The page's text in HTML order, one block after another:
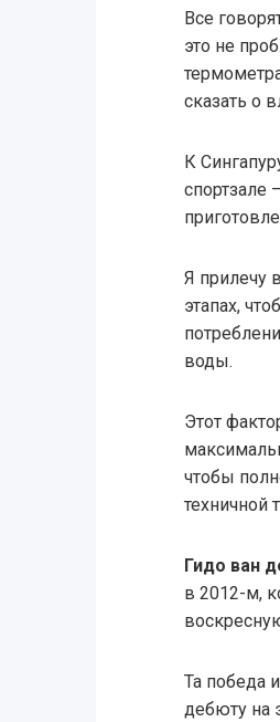
Все
это не
сказать о
К
спортзале
Я прилечу
этапах,
воды.
Этот
чтобы
техничной
Гидо ван
в 2012-м,
Та победа
дебюту на